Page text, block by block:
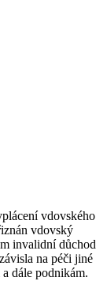
vdovského
vdovský
invalidní důchod
na péči jiné
dále podnikám.